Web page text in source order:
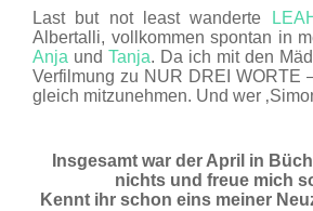
Last but not least wanderte
Albertalli, vollkommen spontan in
Anja und Tanja. Da ich mit den
Verfilmung zu NUR DREI WORTE
gleich mitzunehmen. Und wer
Insgesamt war der April in
nichts und freue mich
Kennt ihr schon eins meiner